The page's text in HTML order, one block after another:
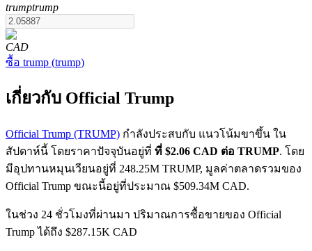
ฟิวเจอร์สที่ใช้ USDT เป็นหลักประกัน
ฟิวเจอร์ส COIN-M
ฟิวเจอร์สสกุลเงินดิจิทัล
TradFi
trumptrump
CAD
ซื้อ trump (trump)
เกี่ยวกับ Official Trump
Official Trump (TRUMP) กำลังประสบกับ แนวโน้มขาขึ้น ใน
สัปดาห์นี้ โดยราคาปัจจุบันอยู่ที่ ที่ $2.06 CAD ต่อ TRUMP. โดย
มีอุปทานหมุนเวียนอยู่ที่ 248.25M TRUMP, มูลค่าตลาดรวมของ
Official Trump ขณะนี้อยู่ที่ประมาณ $509.34M CAD.
ในช่วง 24 ชั่วโมงที่ผ่านมา ปริมาณการซื้อขายของ Official
Trump ได้ถึง $287.15K CAD